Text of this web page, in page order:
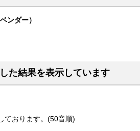
ンダー）
た結果を表示しています
ております。(50音順)